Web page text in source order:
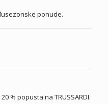
ponude.
% popusta na TRUSSARDI.